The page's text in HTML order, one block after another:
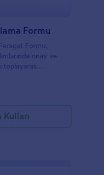
Formu
Formu,
onay ve
toplayarak
düzenli şekilde
Kullan